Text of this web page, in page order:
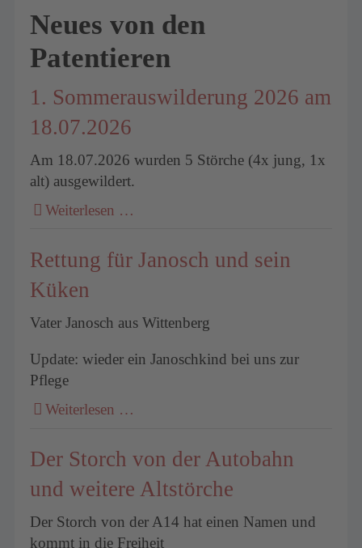
Neues von den
Patentieren
1. Sommerauswilderung 2026 am
18.07.2026
Am 18.07.2026 wurden 5 Störche (4x jung, 1x
alt) ausgewildert.
Weiterlesen …
Rettung für Janosch und sein
Küken
Vater Janosch aus Wittenberg
Update: wieder ein Janoschkind bei uns zur
Pflege
Weiterlesen …
Der Storch von der Autobahn
und weitere Altstörche
Der Storch von der A14 hat einen Namen und
kommt in die Freiheit